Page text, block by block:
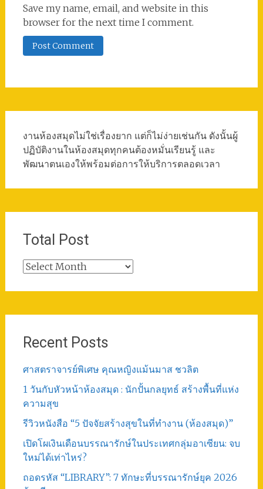
Save my name, email, and website in this
browser for the next time I comment.
งานห้องสมุดไม่ใช่เรื่องยาก แต่ก็ไม่ง่ายเช่นกัน ดังนั้นผู้
ปฏิบัติงานในห้องสมุดทุกคนต้องหมั่นเรียนรู้ และ
พัฒนาตนเองให้พร้อมต่อการให้บริการตลอดเวลา
Total Post
Total
Recent Posts
ศาสตราจารย์พิเศษ คุณหญิงแม้นมาส ชวลิต
1 วันกับหัวหน้าห้องสมุด : นักปั้นกลยุทธ์ สร้างพื้นที่แห่ง
ความสุข
รีวิวหนังสือ “5 ปัจจัยสร้างสุขในที่ทำงาน (ห้องสมุด)”
เปิดโผเงินเดือนบรรณารักษ์ในประเทศกลุ่มอาเซียน: จบ
ใหม่ได้เท่าไหร่?
ถอดรหัส “LIBRARY”: 7 ทักษะที่บรรณารักษ์ยุค 2026